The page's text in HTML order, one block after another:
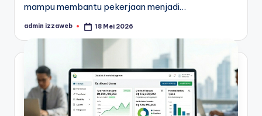
mampu membantu pekerjaan menjadi…
Posted
admin izzaweb 18 Mei 2026